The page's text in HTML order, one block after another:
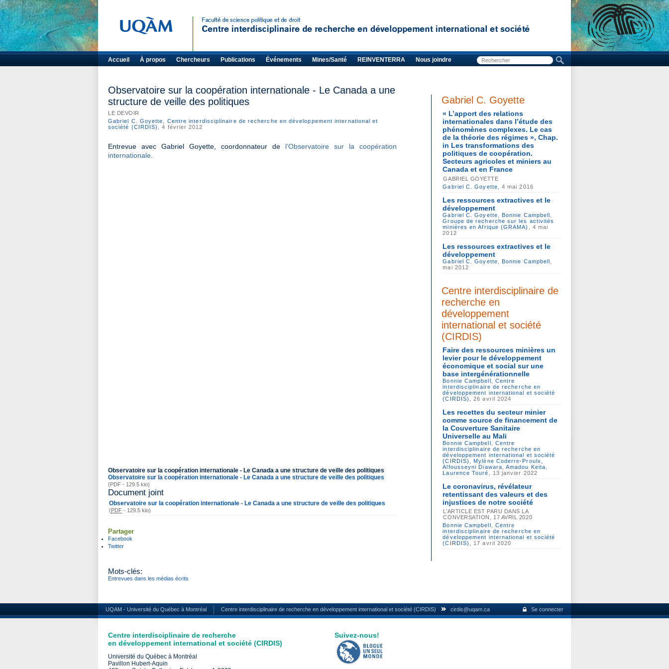
Accueil À propos Chercheurs Publications Événements Mines/Santé REINVENTERRA Nous joindre
Observatoire sur la coopération internationale - Le Canada a une
structure de veille des politiques
LE DEVOIR
Gabriel C. Goyette
Centre interdisciplinaire de recherche en développement international et
société (CIRDIS)
, 4 février 2012
Entrevue avec Gabriel Goyette, coordonnateur de l’Observatoire sur la coopération
internationale
Observatoire sur la coopération internationale - Le Canada a une structure de veille des politiques
Observatoire sur la coopération internationale - Le Canada a une structure de veille des politiques
(PDF - 129.5 kio)
Document joint
Observatoire sur la coopération internationale - Le Canada a une structure de veille des politiques
(PDF - 129.5 kio)
Partager
Facebook
Twitter
Mots-clés:
Entrevues dans les médias écrits
Gabriel C. Goyette
« L’apport des relations
internationales dans l’étude des
phénomènes complexes. Le cas
de la théorie des régimes », Chap.
in Les transformations des
politiques de coopération.
Secteurs agricoles et miniers au
Canada et en France
GABRIEL GOYETTE
Gabriel C. Goyette , 4 mai 2016
Les ressources extractives et le
développement
Gabriel C. Goyette ,Bonnie Campbell
Groupe de recherche sur les activités
minières en Afrique (GRAMA)
, 4 mai
2012
Les ressources extractives et le
développement
Gabriel C. Goyette ,Bonnie Campbell
mai 2012
Centre interdisciplinaire de
recherche en
développement
international et société
(CIRDIS)
Faire des ressources minières un
levier pour le développement
économique et social sur une
base intergénérationnelle
Bonnie Campbell
Centre
interdisciplinaire de recherche en
développement international et société
(CIRDIS)
, 26 avril 2024
Les recettes du secteur minier
comme source de financement de
la Couverture Sanitaire
Universelle au Mali
Bonnie Campbell
Centre
interdisciplinaire de recherche en
développement international et société
(CIRDIS)
,Mylène Coderre-Proulx
Alfousseyni Diawara ,Amadou Keita
Laurence Touré
, 13 janvier 2022
Le coronavirus, révélateur
retentissant des valeurs et des
injustices de notre société
L’ARTICLE EST PARU DANS LA
CONVERSATION, 17 AVRIL 2020
Bonnie Campbell
Centre
interdisciplinaire de recherche en
développement international et société
(CIRDIS)
, 17 avril 2020
UQAM - Université du Québec à Montréal Centre interdisciplinaire de recherche en développement international et société (CIRDIS) cirdis@uqam.ca Se connecter
Centre interdisciplinaire de recherche
en développement international et société (CIRDIS)
Université du Québec à Montréal
Pavillon Hubert-Aquin
Suivez-nous!